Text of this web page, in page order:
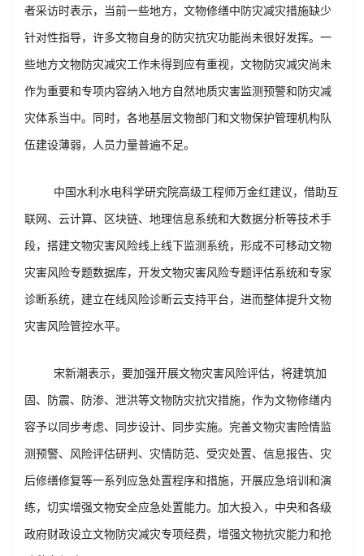
者采访时表示，当前一些地方，文物修缮中防灾减灾措施缺少
针对性指导，许多文物自身的防灾抗灾功能尚未很好发挥。一
些地方文物防灾减灾工作未得到应有重视，文物防灾减灾尚未
作为重要和专项内容纳入地方自然地质灾害监测预警和防灾减
灾体系当中。同时，各地基层文物部门和文物保护管理机构队
伍建设薄弱，人员力量普遍不足。
中国水利水电科学研究院高级工程师万金红建议，借助互
联网、云计算、区块链、地理信息系统和大数据分析等技术手
段，搭建文物灾害风险线上线下监测系统，形成不可移动文物
灾害风险专题数据库，开发文物灾害风险专题评估系统和专家
诊断系统，建立在线风险诊断云支持平台，进而整体提升文物
灾害风险管控水平。
宋新潮表示，要加强开展文物灾害风险评估，将建筑加
固、防震、防渗、泄洪等文物防灾抗灾措施，作为文物修缮内
容予以同步考虑、同步设计、同步实施。完善文物灾害险情监
测预警、风险评估研判、灾情防范、受灾处置、信息报告、灾
后修缮修复等一系列应急处置程序和措施，开展应急培训和演
练，切实增强文物安全应急处置能力。加大投入，中央和各级
政府财政设立文物防灾减灾专项经费，增强文物抗灾能力和抢